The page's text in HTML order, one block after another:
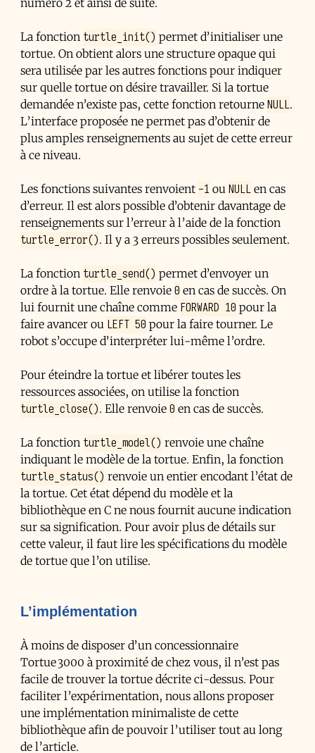
numéro 2 et ainsi de suite.
La fonction turtle_init() permet d’initialiser une
tortue. On obtient alors une structure opaque qui
sera utilisée par les autres fonctions pour indiquer
sur quelle tortue on désire travailler. Si la tortue
demandée n’existe pas, cette fonction retourne NULL.
L’interface proposée ne permet pas d’obtenir de
plus amples renseignements au sujet de cette erreur
à ce niveau.
Les fonctions suivantes renvoient -1 ou NULLen cas
d’erreur. Il est alors possible d’obtenir davantage de
renseignements sur l’erreur à l’aide de la fonction
turtle_error(). Il y a 3 erreurs possibles seulement.
La fonction turtle_send() permet d’envoyer un
ordre à la tortue. Elle renvoie 0 en cas de succès. On
lui fournit une chaîne comme FORWARD 10 pour la
faire avancer ou LEFT 50 pour la faire tourner. Le
robot s’occupe d’interpréter lui-même l’ordre.
Pour éteindre la tortue et libérer toutes les
ressources associées, on utilise la fonction
turtle_close(). Elle renvoie 0 en cas de succès.
La fonction turtle_model() renvoie une chaîne
indiquant le modèle de la tortue. Enfin, la fonction
turtle_status() renvoie un entier encodant l’état de
la tortue. Cet état dépend du modèle et la
bibliothèque en C ne nous fournit aucune indication
sur sa signification. Pour avoir plus de détails sur
cette valeur, il faut lire les spécifications du modèle
de tortue que l’on utilise.
L’implémentation
À moins de disposer d’un concessionnaire
Tortue 3000 à proximité de chez vous, il n’est pas
facile de trouver la tortue décrite ci-dessus. Pour
faciliter l’expérimentation, nous allons proposer
une implémentation minimaliste de cette
bibliothèque afin de pouvoir l’utiliser tout au long
de l’article.